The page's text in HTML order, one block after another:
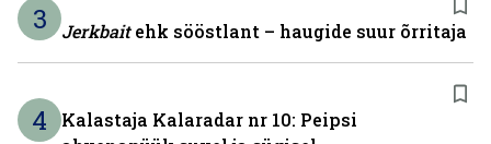
3 Jerkbaitehk sööstlant – haugide suur õrritaja
4
Kalastaja Kalaradar nr 10: Peipsi